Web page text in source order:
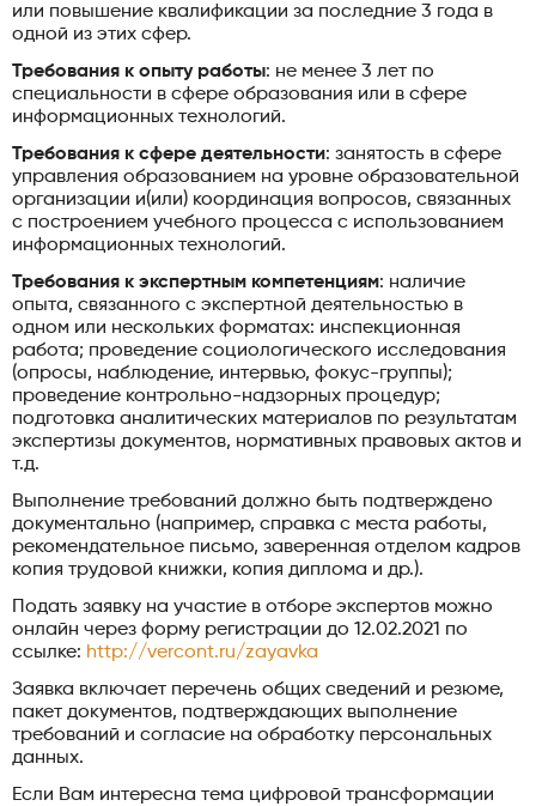
или повышение квалификации за последние 3 года в
одной из этих сфер.
Требования к опыту работы: не менее 3 лет по
специальности в сфере образования или в сфере
информационных технологий.
Требования к сфере деятельности: занятость в сфере
управления образованием на уровне образовательной
организации и(или) координация вопросов, связанных
с построением учебного процесса с использованием
информационных технологий.
Требования к экспертным компетенциям: наличие
опыта, связанного с экспертной деятельностью в
одном или нескольких форматах: инспекционная
работа; проведение социологического исследования
(опросы, наблюдение, интервью, фокус-группы);
проведение контрольно-надзорных процедур;
подготовка аналитических материалов по результатам
экспертизы документов, нормативных правовых актов и
т.д.
Выполнение требований должно быть подтверждено
документально (например, справка с места работы,
рекомендательное письмо, заверенная отделом кадров
копия трудовой книжки, копия диплома и др.).
Подать заявку на участие в отборе экспертов можно
онлайн через форму регистрации до 12.02.2021 по
ссылке: http://vercont.ru/zayavka
Заявка включает перечень общих сведений и резюме,
пакет документов, подтверждающих выполнение
требований и согласие на обработку персональных
данных.
Если Вам интересна тема цифровой трансформации